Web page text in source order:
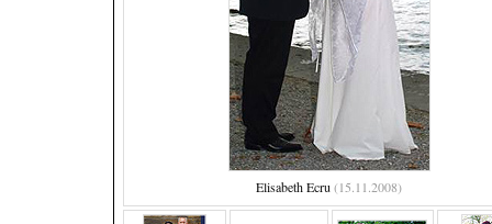
Elisabeth Ecru (15.11.2008)